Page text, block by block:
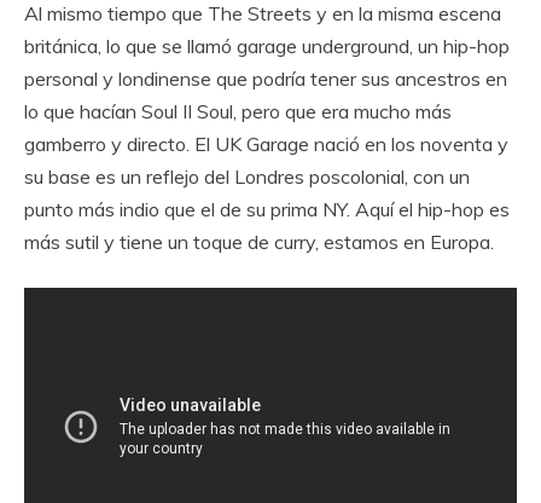
Al mismo tiempo que The Streets y en la misma escena
británica, lo que se llamó garage underground, un hip-hop
personal y londinense que podría tener sus ancestros en
lo que hacían Soul II Soul, pero que era mucho más
gamberro y directo. El UK Garage nació en los noventa y
su base es un reflejo del Londres poscolonial, con un
punto más indio que el de su prima NY. Aquí el hip-hop es
más sutil y tiene un toque de curry, estamos en Europa.